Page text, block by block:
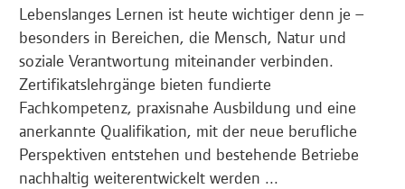
Lebenslanges Lernen ist heute wichtiger denn je –
besonders in Bereichen, die Mensch, Natur und
soziale Verantwortung miteinander verbinden.
Zertifikatslehrgänge bieten fundierte
Fachkompetenz, praxisnahe Ausbildung und eine
anerkannte Qualifikation, mit der neue berufliche
Perspektiven entstehen und bestehende Betriebe
nachhaltig weiterentwickelt werden ...